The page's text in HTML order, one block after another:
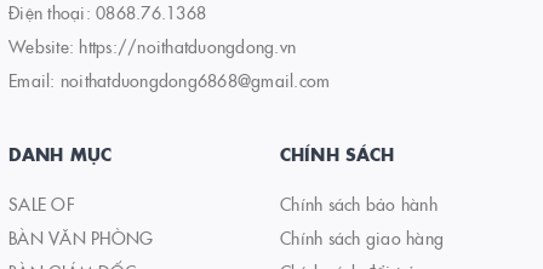
Điện thoại: 0868.76.1368
Website: https://noithatduongdong.vn
Email: noithatduongdong6868@gmail.com
DANH MỤC
SALE OF
BÀN VĂN PHÒNG
CHÍNH SÁCH
Chính sách bảo hành
Chính sách giao hàng